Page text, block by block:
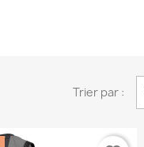
Trier par :